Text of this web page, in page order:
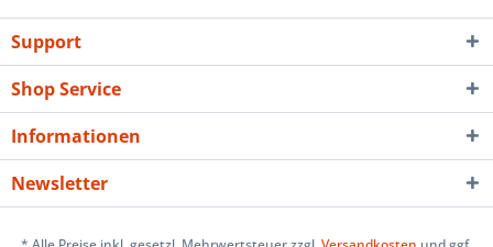
Support
Shop Service
Informationen
Newsletter